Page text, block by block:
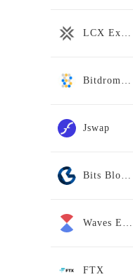
LCX Exchange
Bitdrome Finance
Jswap
Bits Blockchain
Waves Exchange
FTX